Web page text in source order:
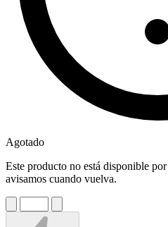
Agotado
Este producto no está disponible
avisamos cuando vuelva.